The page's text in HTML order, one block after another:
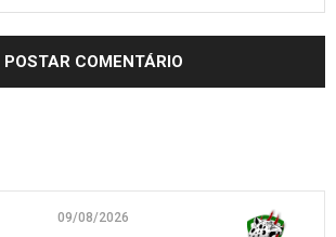
09/08/2026